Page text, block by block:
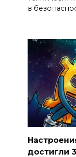
в
достигли